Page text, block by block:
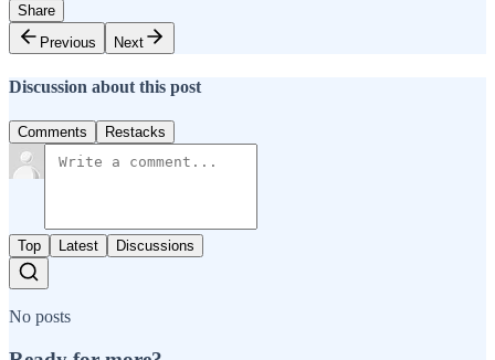
Share
Previous
Next
Discussion about this post
Comments Restacks
Top Latest Discussions
No posts